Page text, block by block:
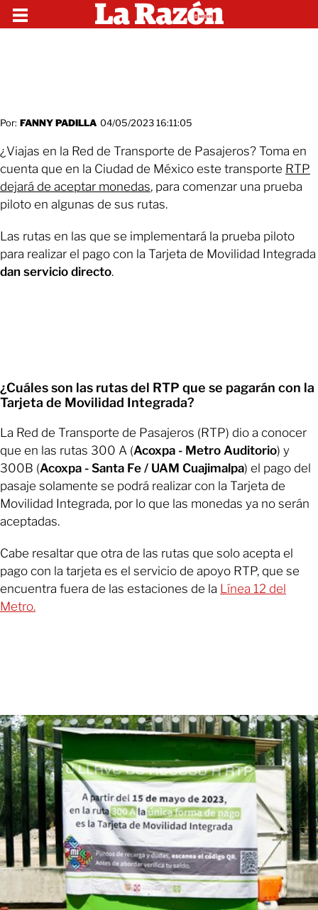
Por: FANNY PADILLA 04/05/2023 16:11:05
¿Viajas en la Red de Transporte de Pasajeros? Toma en
cuenta que en la Ciudad de México este transporte RTP
dejará de aceptar monedas, para comenzar una prueba
piloto en algunas de sus rutas.
Las rutas en las que se implementará la prueba piloto
para realizar el pago con la Tarjeta de Movilidad Integrada
dan servicio directo.
¿Cuáles son las rutas del RTP que se pagarán con la
Tarjeta de Movilidad Integrada?
La Red de Transporte de Pasajeros (RTP) dio a conocer
que en las rutas 300 A (Acoxpa - Metro Auditorio) y
300B (Acoxpa - Santa Fe / UAM Cuajimalpa) el pago del
pasaje solamente se podrá realizar con la Tarjeta de
Movilidad Integrada, por lo que las monedas ya no serán
aceptadas.
Cabe resaltar que otra de las rutas que solo acepta el
pago con la tarjeta es el servicio de apoyo RTP, que se
encuentra fuera de las estaciones de la Línea 12 del
Metro.